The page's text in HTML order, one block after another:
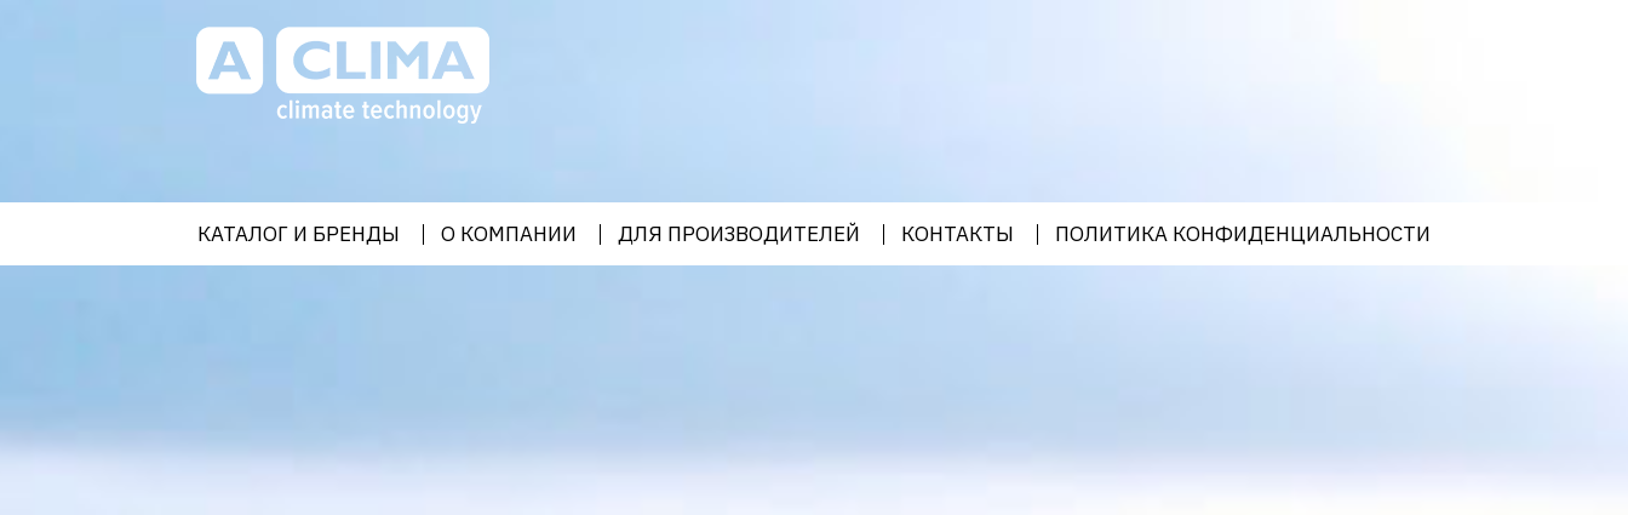
КАТАЛОГ И БРЕНДЫ О КОМПАНИИ ДЛЯ ПРОИЗВОДИТЕЛЕЙ КОНТАКТЫ ПОЛИТИКА КОНФИДЕНЦИАЛЬНОСТИ